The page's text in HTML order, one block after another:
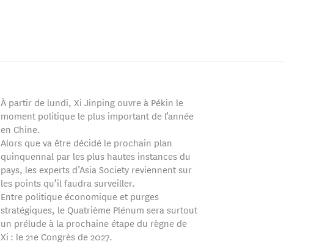
À partir de lundi, Xi Jinping ouvre à Pékin le
moment politique le plus important de l’année
en Chine.
Alors que va être décidé le prochain plan
quinquennal par les plus hautes instances du
pays, les experts d’Asia Society reviennent sur
les points qu’il faudra surveiller.
Entre politique économique et purges
stratégiques, le Quatrième Plénum sera surtout
un prélude à la prochaine étape du règne de
Xi : le 21e Congrès de 2027.